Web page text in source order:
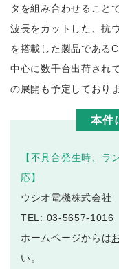
タを組み合わせること
波長をカットした、抗
を搭載した製品である
中心に数千台出荷され
の展開も予定しておりま
本件
【不具合発生時、ラ
応】
ウシオ電機株式会社
TEL: 03-5657-1016
ホームページからは
い。